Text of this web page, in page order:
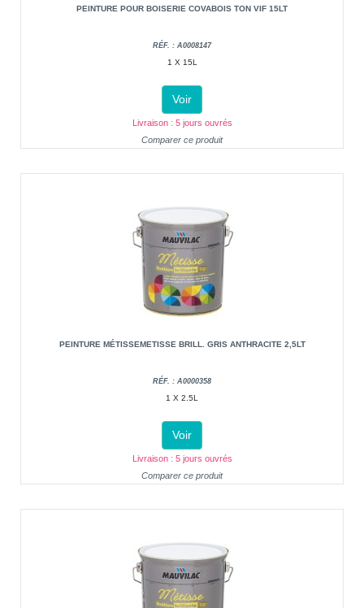
PEINTURE POUR BOISERIE COVABOIS TON VIF 15LT
RÉF. : A0008147
1 X 15L
Voir
Livraison : 5 jours ouvrés
Comparer ce produit
PEINTURE MÉTISSEMETISSE BRILL. GRIS ANTHRACITE 2,5LT
RÉF. : A0000358
1 X 2.5L
Voir
Livraison : 5 jours ouvrés
Comparer ce produit